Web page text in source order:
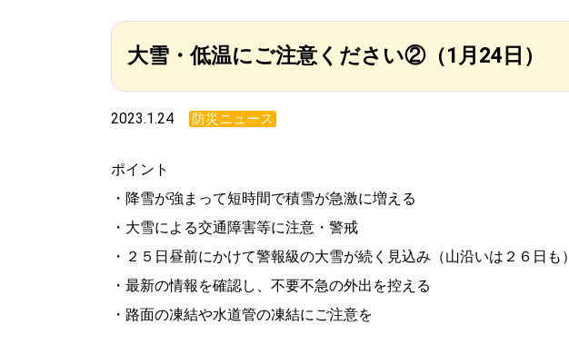
大雪・低温にご注意ください②（1月24日）
2023.1.24 防災ニュース
ポイント
・降雪が強まって短時間で積雪が急激に増える
・大雪による交通障害等に注意・警戒
・２５日昼前にかけて警報級の大雪が続く見込み（山沿いは２６日も）
・最新の情報を確認し、不要不急の外出を控える
・路面の凍結や水道管の凍結にご注意を